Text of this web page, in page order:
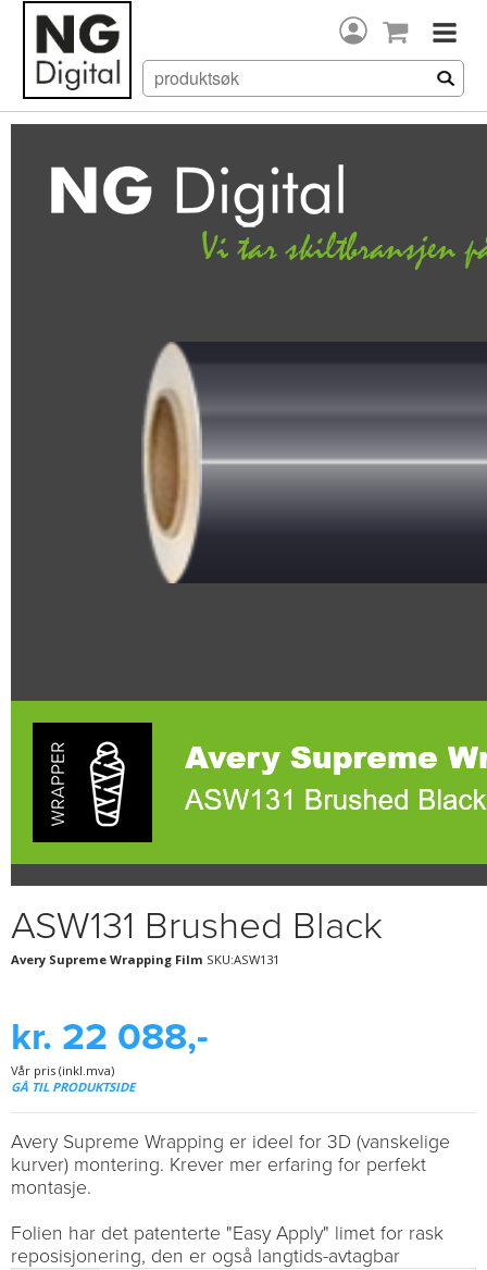
ASW131 Brushed Black
Avery Supreme Wrapping Film SKU:ASW131
kr. 22 088,-
Vår pris (inkl.mva)
GÅ TIL PRODUKTSIDE
Avery Supreme Wrapping er ideel for 3D (vanskelige
kurver) montering. Krever mer erfaring for perfekt
montasje.
Folien har det patenterte "Easy Apply" limet for rask
reposisjonering, den er også langtids-avtagbar